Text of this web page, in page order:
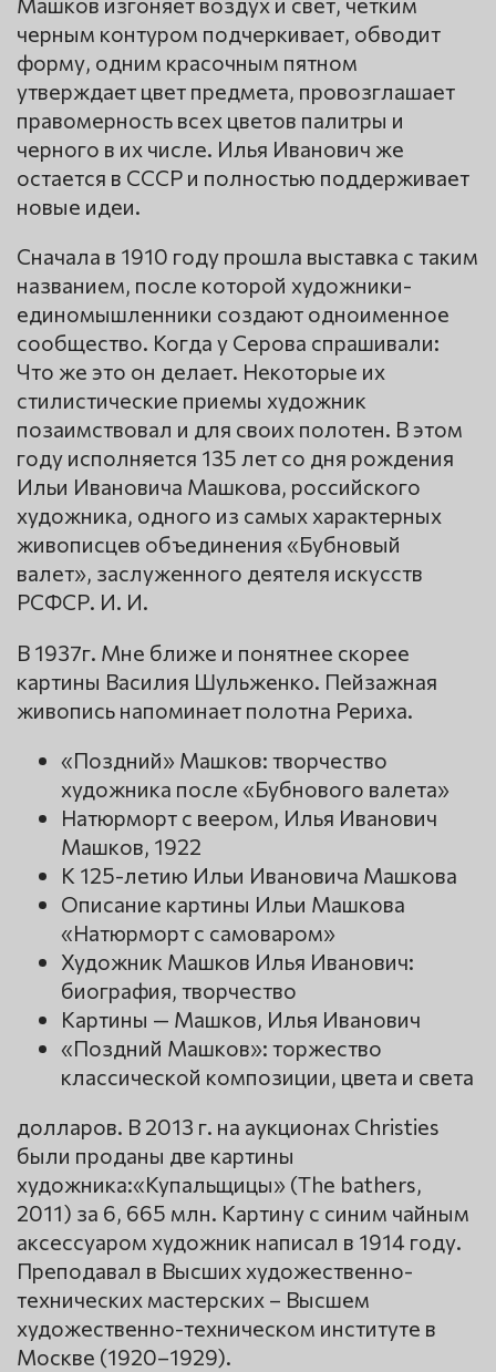
черным контуром подчеркивает, обводит
форму, одним красочным пятном
утверждает цвет предмета, провозглашает
правомерность всех цветов палитры и
черного в их числе. Илья Иванович же
остается в СССР и полностью поддерживает
новые идеи.
Сначала в 1910 году прошла выставка с таким
названием, после которой художники-
единомышленники создают одноименное
сообщество. Когда у Серова спрашивали:
Что же это он делает. Некоторые их
стилистические приемы художник
позаимствовал и для своих полотен. В этом
году исполняется 135 лет со дня рождения
Ильи Ивановича Машкова, российского
художника, одного из самых характерных
живописцев объединения «Бубновый
валет», заслуженного деятеля искусств
РСФСР. И. И.
В 1937г. Мне ближе и понятнее скорее
картины Василия Шульженко. Пейзажная
живопись напоминает полотна Рериха.
«Поздний» Машков: творчество
художника после «Бубнового валета»
Натюрморт с веером, Илья Иванович
Машков, 1922
К 125-летию Ильи Ивановича Машкова
Описание картины Ильи Машкова
«Натюрморт с самоваром»
Художник Машков Илья Иванович:
биография, творчество
Картины — Машков, Илья Иванович
«Поздний Машков»: торжество
классической композиции, цвета и света
долларов. В 2013 г. на аукционах Christies
были проданы две картины
художника:«Купальщицы» (The bathers,
2011) за 6, 665 млн. Картину с синим чайным
аксессуаром художник написал в 1914 году.
Преподавал в Высших художественно-
технических мастерских – Высшем
художественно-техническом институте в
Москве (1920–1929).